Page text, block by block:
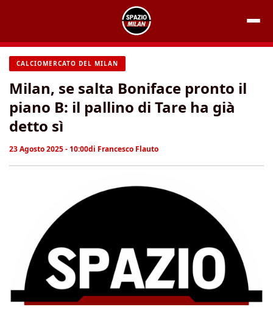
contenuto
CALCIOMERCATO DEL MILAN
Milan, se salta Boniface pronto il
piano B: il pallino di Tare ha già
detto sì
23 Agosto 2025 - 10:00di Francesco Flauto